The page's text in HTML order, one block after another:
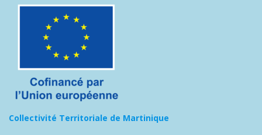
Collectivité Territoriale de Martinique